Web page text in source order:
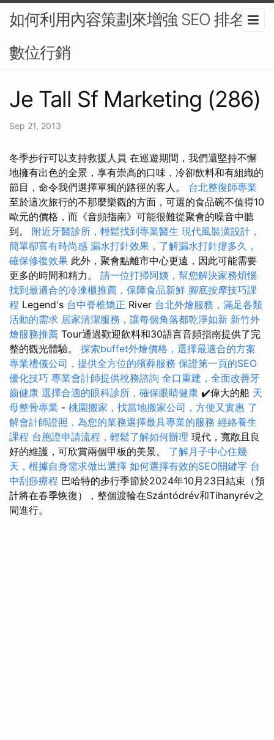
如何利用內容策劃來增強 SEO 排名-
數位行銷
Je Tall Sf Marketing (286)
Sep 21, 2013
冬季步行可以支持救援人員 在巡遊期間，我們還堅持不懈
地擁有出色的全景，享有崇高的口味，冷卻飲料和有組織的
節目，命令我們選擇單獨的路徑的客人。 台北整復師專業
至於這次旅行的不那麼樂觀的方面，可選的食品碗不值得10
歐元的價格，而《音頻指南》可能很難從聚會的噪音中聽
到。 附近牙醫診所，輕鬆找到專業醫生 現代風裝潢設計，
簡單卻富有時尚感 漏水打針效果，了解漏水打針撐多久，
確保修復效果 此外，聚會點離市中心更遠，因此可能需要
更多的時間和精力。 請一位打掃阿姨，幫您解決家務煩惱
找到最適合的冷凍櫃推薦，保障食品新鮮 腳底按摩技巧課
程 Legend's 台中脊椎矯正 River 台北外燴服務，滿足各類
活動的需求 居家清潔服務，讓每個角落都乾淨如新 新竹外
燴服務推薦 Tour通過歡迎飲料和30語言音頻指南提供了完
整的觀光體驗。 探索buffet外燴價格，選擇最適合的方案
專業禮儀公司，提供全方位的殯葬服務 保證第一頁的SEO
優化技巧 專業會計師提供稅務諮詢 全口重建，全面改善牙
齒健康 選擇合適的眼科診所，確保眼睛健康 ✔️偉大的船 天
母整骨專業 - 桃園搬家，找當地搬家公司，方便又實惠 了
解會計師證照，為您的業務選擇最具專業的服務 經絡養生
課程 台胞證申請流程，輕鬆了解如何辦理 現代，寬敞且良
好的維護，可欣賞兩個甲板的美景。 了解月子中心住幾
天，根據自身需求做出選擇 如何選擇有效的SEO關鍵字 台
中刮痧療程 巴哈特的步行季節於2024年10月23日結束（預
計將在春季恢復），整個渡輪在Szántódrév和Tihanyrév之
間進行。